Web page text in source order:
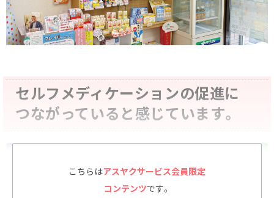
セルフメディケーションの促進に
つながっていると感じています。
#健康サポート #地域密着
こちらはアスヤクサービス会員限定
コンテンツです。